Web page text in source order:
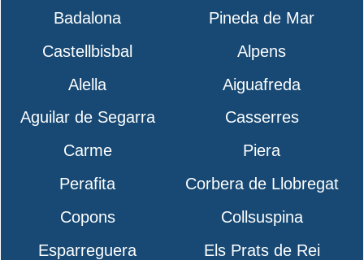
Badalona
Pineda de Mar
Castellbisbal
Alpens
Alella
Aiguafreda
Aguilar de Segarra
Casserres
Carme
Piera
Perafita
Corbera de Llobregat
Copons
Collsuspina
Esparreguera
Els Prats de Rei